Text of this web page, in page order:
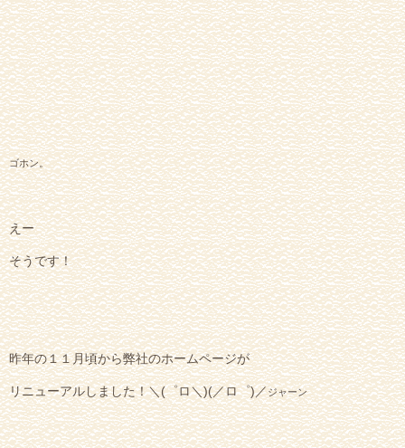
ゴホン。
えー
そうです！
昨年の１１月頃から弊社のホームページが
リニューアルしました！＼(゜ロ＼)(／ロ゜)／ジャーン